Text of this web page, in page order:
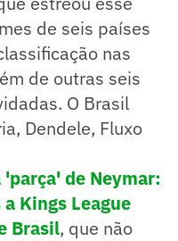
de seis países
nas
de outras seis
O Brasil
Dendele, Fluxo
de Neymar:
Kings League
Brasil, que não